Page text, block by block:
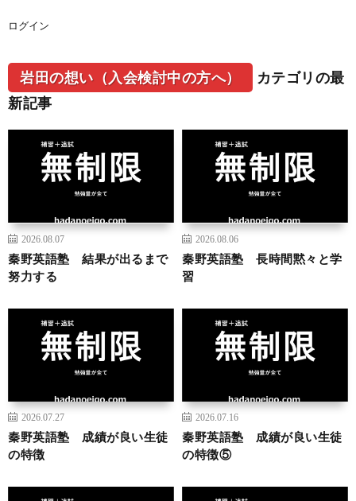
ログイン
岩田の想い（入会検討中の方へ）
カテゴリの最
新記事
2026.08.07
秦野英語塾 結果が出るまで
努力する
2026.08.06
秦野英語塾 長時間黙々と学
習
2026.07.27
秦野英語塾 成績が良い生徒
の特徴
2026.07.16
秦野英語塾 成績が良い生徒
の特徴⑤